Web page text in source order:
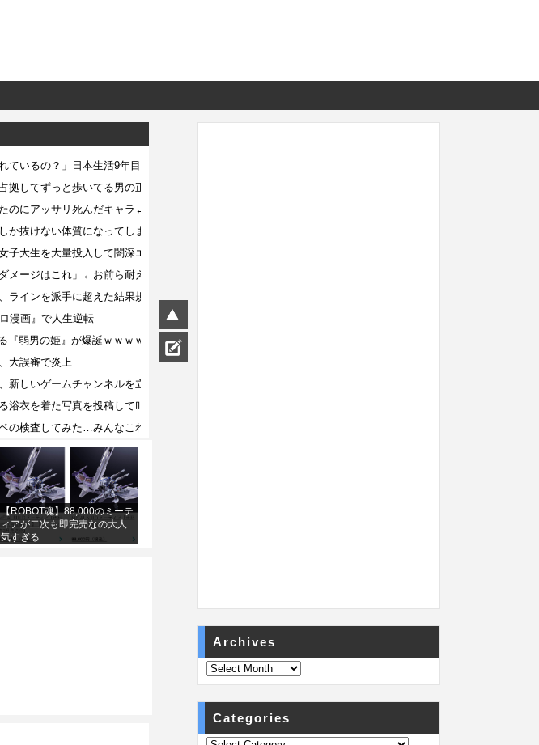
【ROBOT魂】88,000のミーテ
ィアが二次も即完売なの大人
気すぎる…
Archives
Categories